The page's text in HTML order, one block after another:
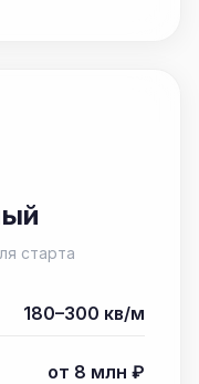
старта
180–300 кв/м
от 8 млн ₽